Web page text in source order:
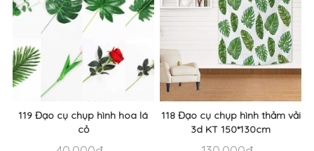
119 Đạo cụ chụp hình hoa lá
cỏ
118 Đạo cụ chụp hình thảm vải
3d KT 150*130cm